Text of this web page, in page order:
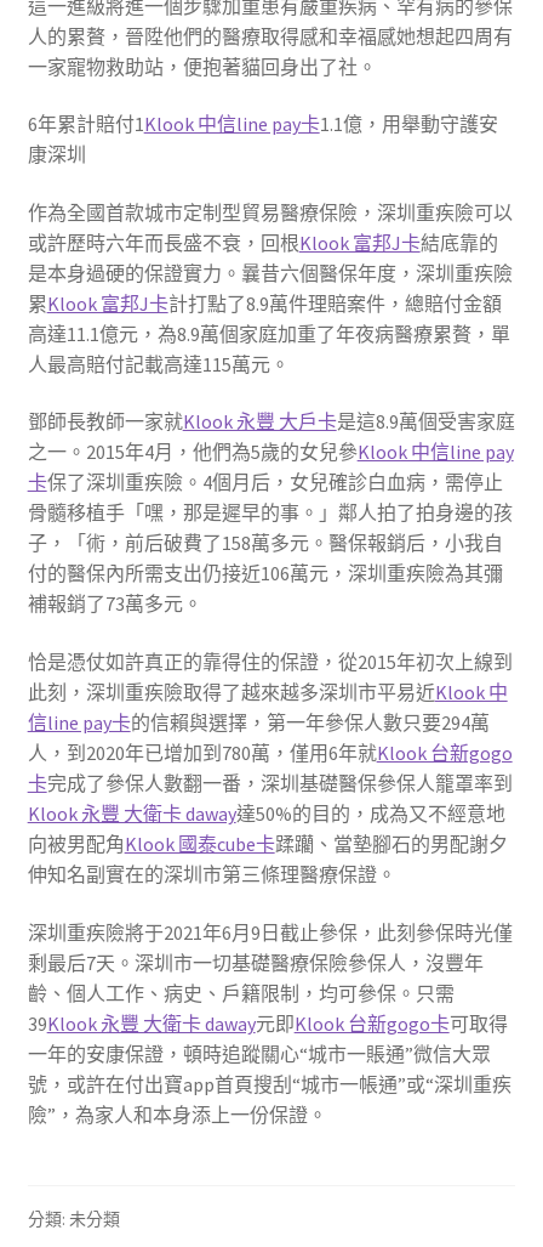
這一進級將進一個步驟加重患有嚴重疾病、罕有病的參保
人的累贅，晉陞他們的醫療取得感和幸福感她想起四周有
一家寵物救助站，便抱著貓回身出了社。
6年累計賠付1Klook 中信line pay卡1.1億，用舉動守護安
康深圳
作為全國首款城市定制型貿易醫療保險，深圳重疾險可以
或許歷時六年而長盛不衰，回根Klook 富邦J卡結底靠的
是本身過硬的保證實力。曩昔六個醫保年度，深圳重疾險
累Klook 富邦J卡計打點了8.9萬件理賠案件，總賠付金額
高達11.1億元，為8.9萬個家庭加重了年夜病醫療累贅，單
人最高賠付記載高達115萬元。
鄧師長教師一家就Klook 永豐 大戶卡是這8.9萬個受害家庭
之一。2015年4月，他們為5歲的女兒參Klook 中信line pay
卡保了深圳重疾險。4個月后，女兒確診白血病，需停止
骨髓移植手「嘿，那是遲早的事。」鄰人拍了拍身邊的孩
子，「術，前后破費了158萬多元。醫保報銷后，小我自
付的醫保內所需支出仍接近106萬元，深圳重疾險為其彌
補報銷了73萬多元。
恰是憑仗如許真正的靠得住的保證，從2015年初次上線到
此刻，深圳重疾險取得了越來越多深圳市平易近Klook 中
信line pay卡的信賴與選擇，第一年參保人數只要294萬
人，到2020年已增加到780萬，僅用6年就Klook 台新gogo
卡完成了參保人數翻一番，深圳基礎醫保參保人籠罩率到
Klook 永豐 大衛卡 daway達50%的目的，成為又不經意地
向被男配角Klook 國泰cube卡蹂躪、當墊腳石的男配謝夕
伸知名副實在的深圳市第三條理醫療保證。
深圳重疾險將于2021年6月9日截止參保，此刻參保時光僅
剩最后7天。深圳市一切基礎醫療保險參保人，沒豐年
齡、個人工作、病史、戶籍限制，均可參保。只需
39Klook 永豐 大衛卡 daway元即Klook 台新gogo卡可取得
一年的安康保證，頓時追蹤關心“城市一賬通”微信大眾
號，或許在付出寶app首頁搜刮“城市一帳通”或“深圳重疾
險”，為家人和本身添上一份保證。
分類: 未分類